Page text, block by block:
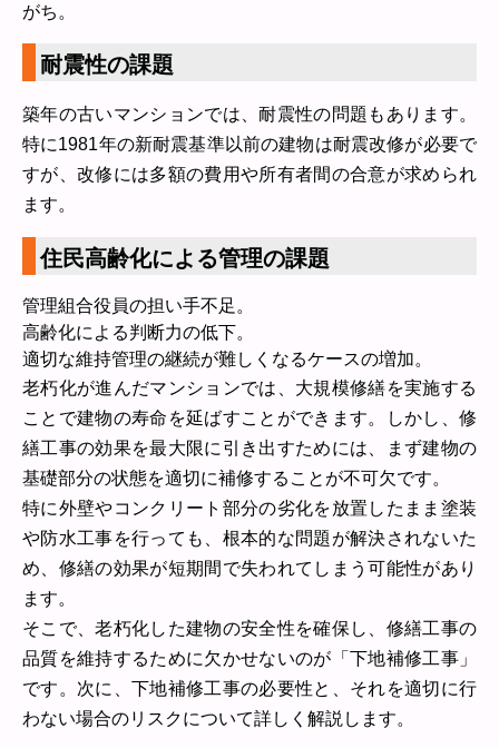
がち。
耐震性の課題
築年の古いマンションでは、耐震性の問題もあります。
特に1981年の新耐震基準以前の建物は耐震改修が必要で
すが、改修には多額の費用や所有者間の合意が求められ
ます。
住民高齢化による管理の課題
管理組合役員の担い手不足。
高齢化による判断力の低下。
適切な維持管理の継続が難しくなるケースの増加。
老朽化が進んだマンションでは、大規模修繕を実施する
ことで建物の寿命を延ばすことができます。しかし、修
繕工事の効果を最大限に引き出すためには、まず建物の
基礎部分の状態を適切に補修することが不可欠です。
特に外壁やコンクリート部分の劣化を放置したまま塗装
や防水工事を行っても、根本的な問題が解決されないた
め、修繕の効果が短期間で失われてしまう可能性があり
ます。
そこで、老朽化した建物の安全性を確保し、修繕工事の
品質を維持するために欠かせないのが「下地補修工事」
です。次に、下地補修工事の必要性と、それを適切に行
わない場合のリスクについて詳しく解説します。